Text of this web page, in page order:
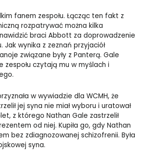
fanem zespołu. Łącząc ten fakt z
rozpatrywać można kilka
braci Abbott za doprowadzenie
Jak wynika z zeznań przyjaciół
związane były z Panterą. Gale
zespołu czytają mu w myślach i
w wywiadzie dla WCMH, że
jej syna nie miał wyboru i uratował
z którego Nathan Gale zastrzelił
od niej. Kupiła go, gdy Nathan
bez zdiagnozowanej schizofrenii. Była
syna.